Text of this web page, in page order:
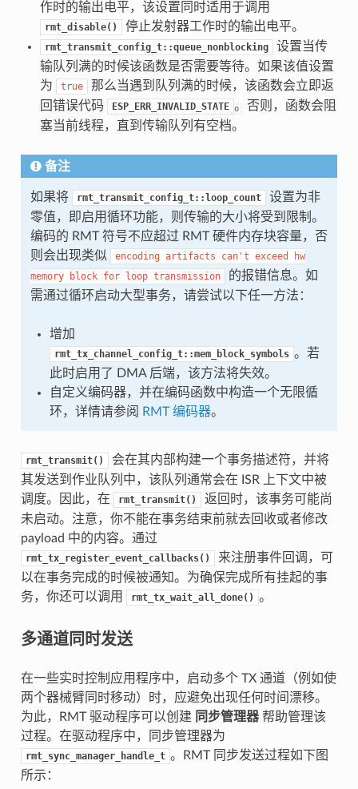
作时的输出电平，该设置同时适用于调用
rmt_disable() 停止发射器工作时的输出电平。
rmt_transmit_config_t::queue_nonblocking
设置当传
输队列满的时候该函数是否需要等待。如果该值设置
为
true
那么当遇到队列满的时候，该函数会立即返
回错误代码
ESP_ERR_INVALID_STATE 。否则，函数会阻
塞当前线程，直到传输队列有空档。
备注
如果将 rmt_transmit_config_t::loop_count
设置为非
零值，即启用循环功能，则传输的大小将受到限制。
编码的 RMT 符号不应超过 RMT 硬件内存块容量，否
则会出现类似
encoding artifacts can't exceed
hw
memory
block for loop transmission
的报错信息。如
需通过循环启动大型事务，请尝试以下任一方法：
增加
rmt_tx_channel_config_t::mem_block_symbols 。若
此时启用了 DMA 后端，该方法将失效。
自定义编码器，并在编码函数中构造一个无限循
环，详情请参阅
RMT 编码器。
rmt_transmit()
会在其内部构建一个事务描述符，并将
其发送到作业队列中，该队列通常会在 ISR 上下文中被
调度。因此，在
rmt_transmit()
返回时，该事务可能尚
未启动。注意，你不能在事务结束前就去回收或者修改
payload 中的内容。通过
rmt_tx_register_event_callbacks()
来注册事件回调，可
以在事务完成的时候被通知。为确保完成所有挂起的事
务，你还可以调用
rmt_tx_wait_all_done() 。
多通道同时发送
在一些实时控制应用程序中，启动多个 TX 通道（例如使
两个器械臂同时移动）时，应避免出现任何时间漂移。
为此，RMT 驱动程序可以创建 同步管理器帮助管理该
过程。在驱动程序中，同步管理器为
rmt_sync_manager_handle_t 。RMT 同步发送过程如下图
所示：